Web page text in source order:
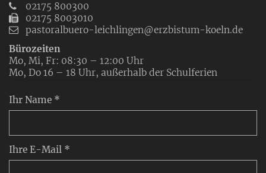
Ihr Name *
Ihre E-Mail *
02175 800300
02175 8003010
pastoralbuero-leichlingen@erzbistum-koeln.de
Bürozeiten
Mo, Mi, Fr: 08:30 – 12:00 Uhr
Mo, Do 16 – 18 Uhr, außerhalb der Schulferien